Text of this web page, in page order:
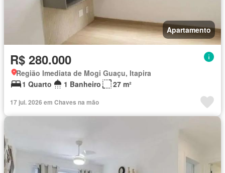
Apartamento
R$ 280.000
Região Imediata de Mogi Guaçu, Itapira
1 Quarto
1 Banheiro 27 m²
17 jul. 2026 em Chaves na mão